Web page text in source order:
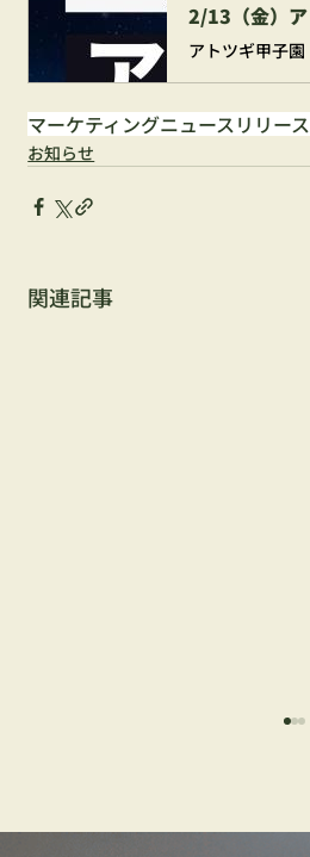
マーケティングニュースリリース
お知らせ
関連記事